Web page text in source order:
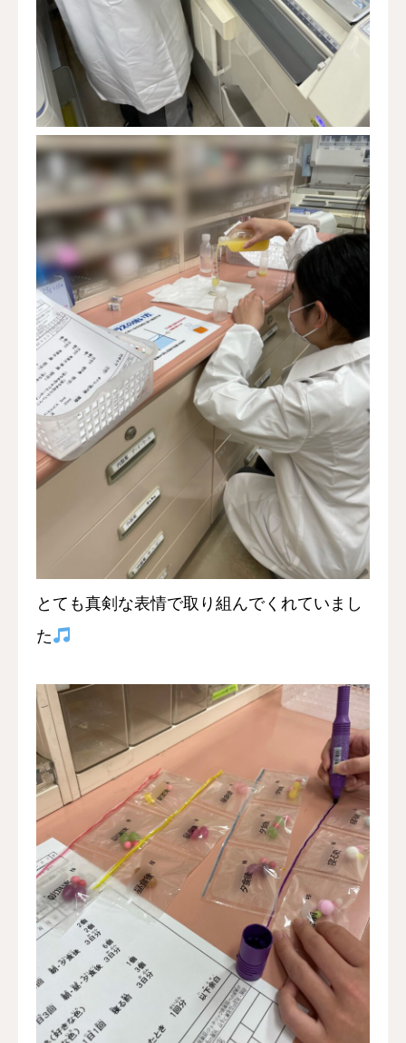
とても真剣な表情で取り組んでくれていまし
た